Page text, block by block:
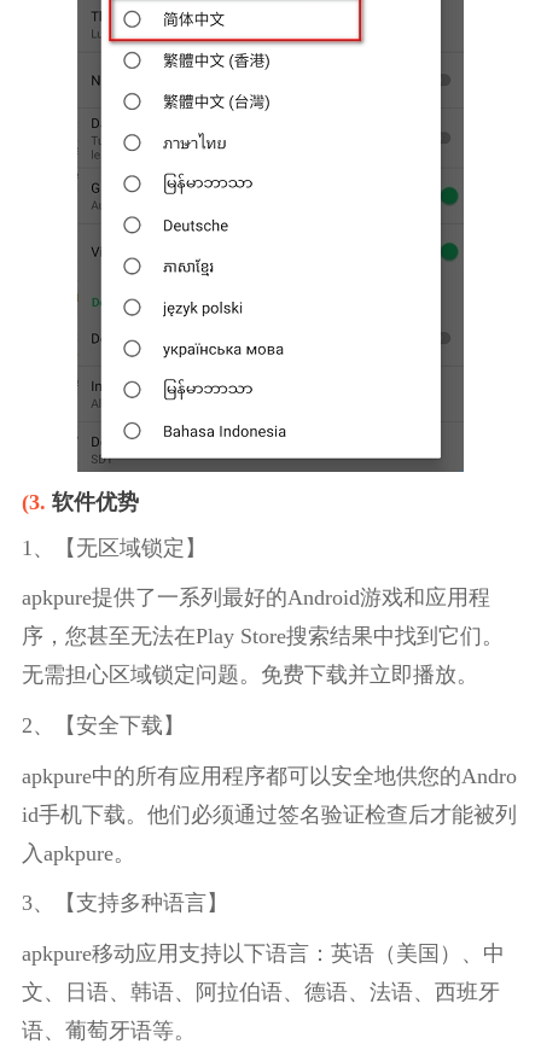
(3. 软件优势
1、【无区域锁定】
apkpure提供了一系列最好的Android游戏和应用程
序，您甚至无法在Play Store搜索结果中找到它们。
无需担心区域锁定问题。免费下载并立即播放。
2、【安全下载】
apkpure中的所有应用程序都可以安全地供您的Andro
id手机下载。他们必须通过签名验证检查后才能被列
入apkpure。
3、【支持多种语言】
apkpure移动应用支持以下语言：英语（美国）、中
文、日语、韩语、阿拉伯语、德语、法语、西班牙
语、葡萄牙语等。